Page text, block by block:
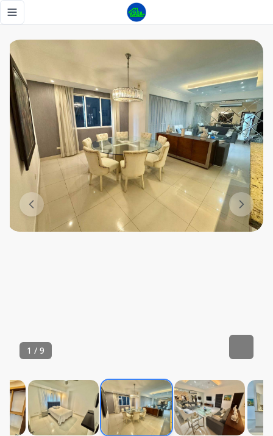
Toggle navigation menu
1 / 9
Apartamento en Naco - Tu Casa RD